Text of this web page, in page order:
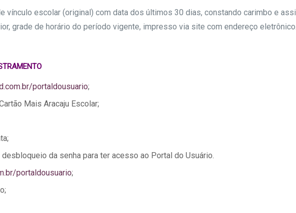
vínculo escolar (original) com data dos últimos 30 dias, constando carimbo e
grade de horário do período vigente, impresso via site com endereço eletrônico.
portaldousuario;
Mais Aracaju Escolar;
da senha para ter acesso ao Portal do Usuário.
portaldousuario;